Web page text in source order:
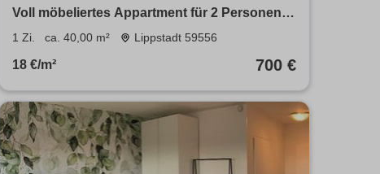
Voll möbeliertes Appartment für 2 Personen
Kurz- oder Langzeitmiete mit Balkon in
1 Zi. ca. 40,00 m² Lippstadt 59556
18 €/m² 700 €